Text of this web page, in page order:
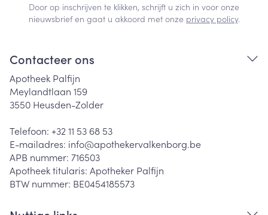
Door op inschrijven te klikken, schrijft u zich in voor onze
nieuwsbrief en gaat u akkoord met onze privacy policy.
Contacteer ons
Apotheek Palfijn
Meylandtlaan 159
3550 Heusden-Zolder
Telefoon: +32 11 53 68 53
E-mailadres: info@apothekervalkenborg.be
APB nummer: 716503
Apotheek titularis: Apotheker Palfijn
BTW nummer: BE0454185573